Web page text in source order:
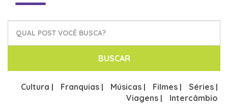
BUSCAR
Cultura | Franquias | Músicas | Filmes | Séries |
Viagens | Intercâmbio